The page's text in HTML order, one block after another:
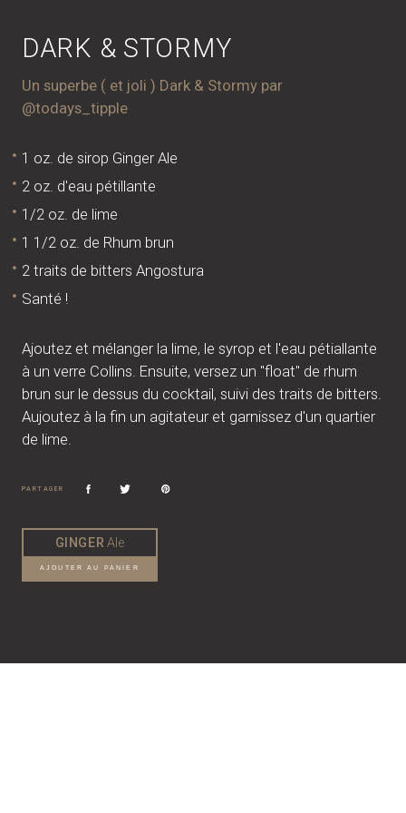
DARK & STORMY
Un superbe ( et joli ) Dark & Stormy par
@todays_tipple
1 oz. de sirop Ginger Ale
2 oz. d'eau pétillante
1/2 oz. de lime
1 1/2 oz. de Rhum brun
2 traits de bitters Angostura
Santé !
Ajoutez et mélanger la lime, le syrop et l'eau pétiallante
à un verre Collins. Ensuite, versez un "float" de rhum
brun sur le dessus du cocktail, suivi des traits de bitters.
Aujoutez à la fin un agitateur et garnissez d'un quartier
de lime.
PARTAGER
GINGER Ale
AJOUTER AU PANIER